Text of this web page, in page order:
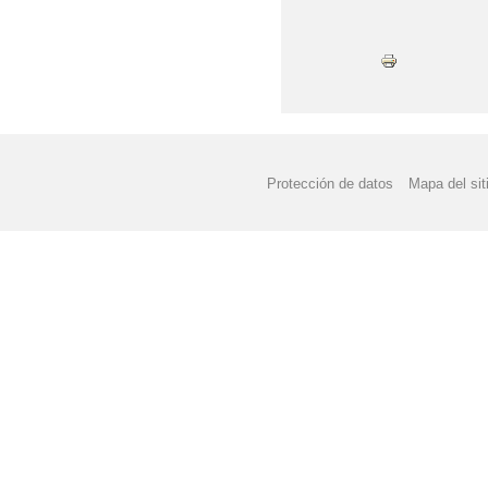
Protección de datos Mapa del